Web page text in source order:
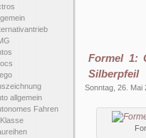
allgemein
Fahren
Formel 1:
Silberpfeil
Sonntag, 26. Mai